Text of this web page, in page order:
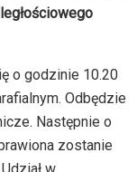
o godzinie 10.20
Odbędzie
Następnie o
zostanie